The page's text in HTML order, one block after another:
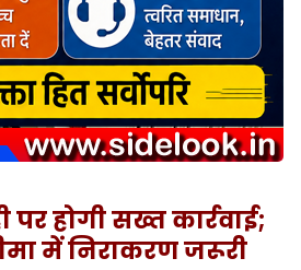
होगी सख्त कार्रवाई;
में निराकरण जरूरी